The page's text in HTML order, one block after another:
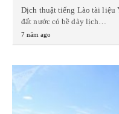
Dịch thuật tiếng Lào tài liệu
đất nước có bề dày lịch…
7 năm ago